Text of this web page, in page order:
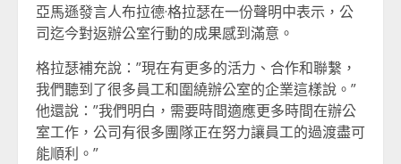
亞馬遜發言人布拉德·格拉瑟在一份聲明中表示，公
司迄今對返辦公室行動的成果感到滿意。
格拉瑟補充說：”現在有更多的活力、合作和聯繫，
我們聽到了很多員工和圍繞辦公室的企業這樣說。”
他還說：”我們明白，需要時間適應更多時間在辦公
室工作，公司有很多團隊正在努力讓員工的過渡盡可
能順利。”